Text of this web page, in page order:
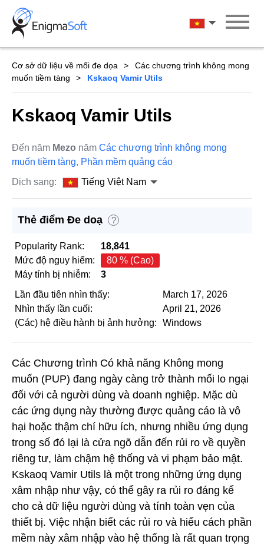
Skip
content
Tiếng Việt
Cơ sở dữ liệu về mối đe dọa
Các chương trình không mong
muốn tiềm tàng
Kskaoq Vamir Utils
Kskaoq Vamir Utils
Đến năm Mezo năm Các chương trình không mong
muốn tiềm tàng, Phần mềm quảng cáo
Dịch sang:
Tiếng Việt Nam
Thẻ điểm Đe doạ ?
Popularity Rank:
18,841
Mức độ nguy hiểm:
80 % (Cao)
Máy tính bị nhiễm:
3
Lần đầu tiên nhìn thấy:
March 17, 2026
Nhìn thấy lần cuối:
April 21, 2026
(Các) hệ điều hành bị ảnh hưởng:
Windows
Các Chương trình Có khả năng Không mong
muốn (PUP) đang ngày càng trở thành mối lo ngại
đối với cả người dùng và doanh nghiệp. Mặc dù
các ứng dụng này thường được quảng cáo là vô
hại hoặc thậm chí hữu ích, nhưng nhiều ứng dụng
trong số đó lại là cửa ngõ dẫn đến rủi ro về quyền
riêng tư, làm chậm hệ thống và vi phạm bảo mật.
Kskaoq Vamir Utils là một trong những ứng dụng
xâm nhập như vậy, có thể gây ra rủi ro đáng kể
cho cả dữ liệu người dùng và tính toàn vẹn của
thiết bị. Việc nhận biết các rủi ro và hiểu cách phần
mềm này xâm nhập vào hệ thống là rất quan trọng